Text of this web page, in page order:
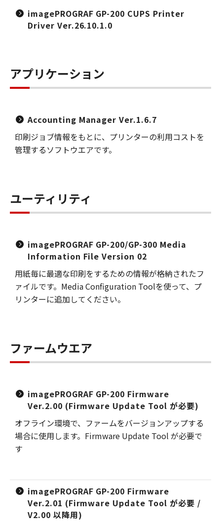
imagePROGRAF GP-200 CUPS Printer
Driver Ver.26.10.1.0
アプリケーション
Accounting Manager Ver.1.6.7
印刷ジョブ情報をもとに、プリンターの利用コストを
管理するソフトウエアです。
ユーティリティ
imagePROGRAF GP-200/GP-300 Media
Information File Version 02
用紙毎に最適な印刷をするための情報が格納されたフ
ァイルです。Media Configuration Toolを使って、プ
リンターに追加してください。
ファームウエア
imagePROGRAF GP-200 Firmware
Ver.2.00 (Firmware Update Tool が必要)
オフライン環境で、ファームをバージョンアップする
場合に使用します。Firmware Update Tool が必要で
す
imagePROGRAF GP-200 Firmware
Ver.2.01 (Firmware Update Tool が必要 /
V2.00 以降用)